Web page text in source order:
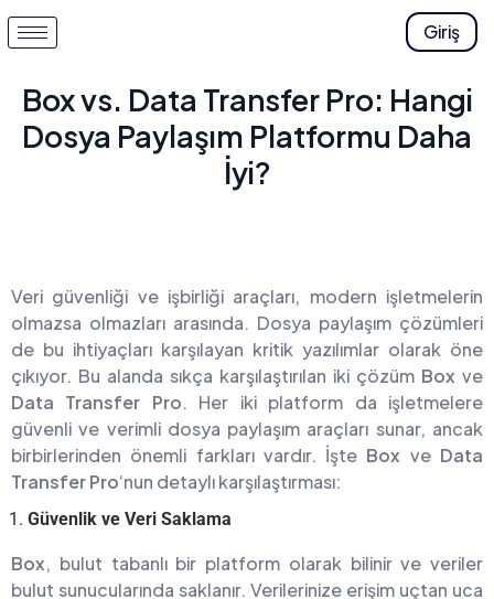
Giriş
Box vs. Data Transfer Pro: Hangi
Dosya Paylaşım Platformu Daha
İyi?
Veri güvenliği ve işbirliği araçları, modern işletmelerin
olmazsa olmazları arasında. Dosya paylaşım çözümleri
de bu ihtiyaçları karşılayan kritik yazılımlar olarak öne
çıkıyor. Bu alanda sıkça karşılaştırılan iki çözüm Box ve
Data Transfer Pro. Her iki platform da işletmelere
güvenli ve verimli dosya paylaşım araçları sunar, ancak
birbirlerinden önemli farkları vardır. İşte Box ve Data
Transfer Pro‘nun detaylı karşılaştırması:
Güvenlik ve Veri Saklama
Box, bulut tabanlı bir platform olarak bilinir ve veriler
bulut sunucularında saklanır. Verilerinize erişim uçtan uca